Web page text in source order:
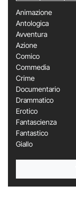
Animazione
Antologica
Avventura
Azione
Comico
Commedia
Crime
Documentario
Drammatico
Erotico
Fantascienza
Fantastico
Giallo